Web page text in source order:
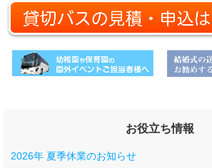
お役立ち情報
2026年 夏季休業のお知らせ